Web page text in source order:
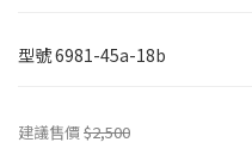
型號6981-45a-18b
建議售價$2,500